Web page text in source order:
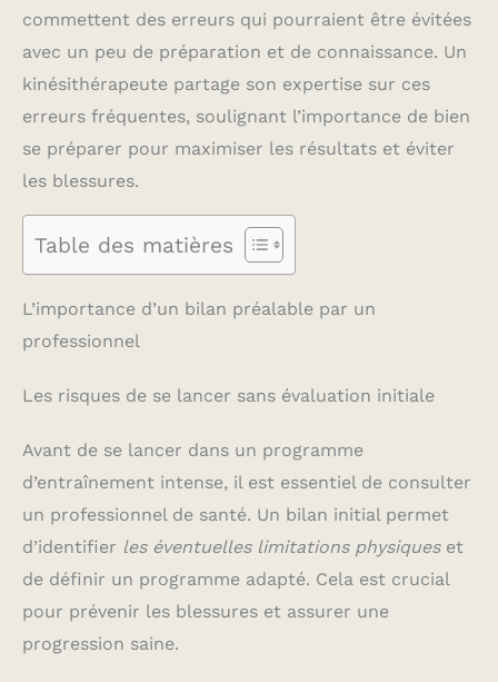
commettent des erreurs qui pourraient être évitées
avec un peu de préparation et de connaissance. Un
kinésithérapeute partage son expertise sur ces
erreurs fréquentes, soulignant l’importance de bien
se préparer pour maximiser les résultats et éviter
les blessures.
Table des matières
L’importance d’un bilan préalable par un
professionnel
Les risques de se lancer sans évaluation initiale
Avant de se lancer dans un programme
d’entraînement intense, il est essentiel de consulter
un professionnel de santé. Un bilan initial permet
d’identifier les éventuelles limitations physiqueset
de définir un programme adapté. Cela est crucial
pour prévenir les blessures et assurer une
progression saine.